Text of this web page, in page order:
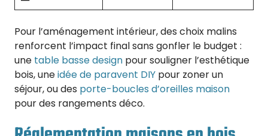
Pour l’aménagement intérieur, des choix malins
renforcent l’impact final sans gonfler le budget :
une table basse design pour souligner l’esthétique
bois, uneidée de paravent DIY pour zoner un
séjour, ou des porte-boucles d’oreilles maison
pour des rangements déco.